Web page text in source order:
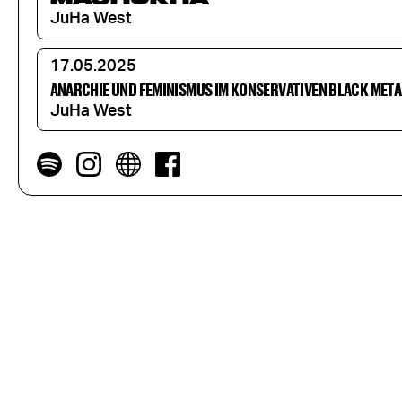
JuHa West
17.05.2025
ANARCHIE UND FEMINISMUS IM KONSERVATIVEN BLACK
JuHa West